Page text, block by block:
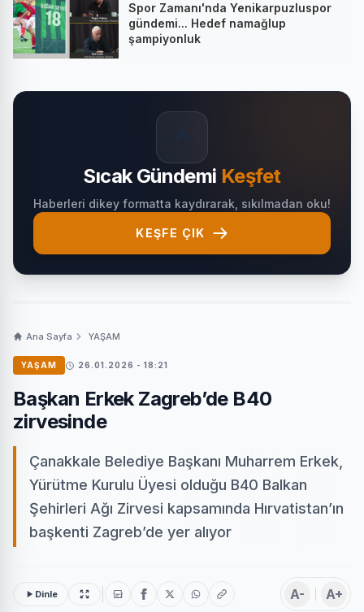
Spor Zamanı'nda Yenikarpuzluspor
gündemi... Hedef namağlup
şampiyonluk
Sıcak Gündemi Keşfet
Haberleri dikey formatta kaydırarak, sıkılmadan oku!
KEŞFE ÇIK
Ana Sayfa YAŞAM
YAŞAM 26.01.2026 - 18:21
Başkan Erkek Zagreb’de B40
zirvesinde
Çanakkale Belediye Başkanı Muharrem Erkek,
Yürütme Kurulu Üyesi olduğu B40 Balkan
Şehirleri Ağı Zirvesi kapsamında Hırvatistan’ın
başkenti Zagreb’de yer alıyor
Dinle A- A+